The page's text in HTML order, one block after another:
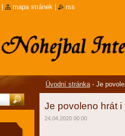
Úvodní stránka - Je
Je povoleno hrát i
24.04.2020 00:00
mapa stránek rss